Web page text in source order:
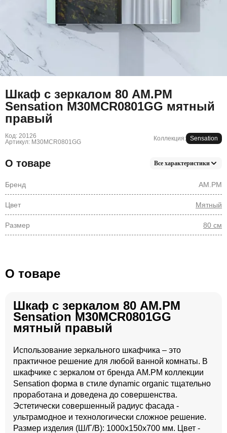
Шкаф с зеркалом 80 AM.PM
Sensation M30MCR0801GG мятный
правый
Код: 20126
Артикул: M30MCR0801GG
Коллекция: Sensation
О товаре Все характеристики
Бренд AM.PM
Цвет Мятный
Размер 80 см
О товаре
Шкаф с зеркалом 80 AM.PM
Sensation M30MCR0801GG
мятный правый
Использование зеркального шкафчика – это
практичное решение для любой ванной комнаты. В
шкафчике с зеркалом от бренда AM.PM коллекции
Sensation форма в стиле dynamic organic тщательно
проработана и доведена до совершенства.
Эстетически совершенный радиус фасада -
ультрамодное и технологически сложное решение.
Размер изделия (Ш/Г/В): 1000x150x700 мм. Цвет -